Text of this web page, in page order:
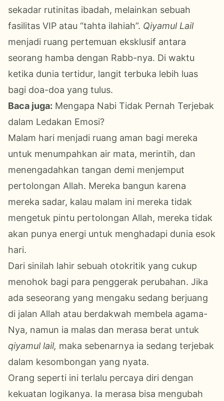
sekadar rutinitas ibadah, melainkan sebuah
fasilitas VIP atau “tahta ilahiah”. Qiyamul Lail
menjadi ruang pertemuan eksklusif antara
seorang hamba dengan Rabb-nya. Di waktu
ketika dunia tertidur, langit terbuka lebih luas
bagi doa-doa yang tulus.
Baca juga: Mengapa Nabi Tidak Pernah Terjebak
dalam Ledakan Emosi?
Malam hari menjadi ruang aman bagi mereka
untuk menumpahkan air mata, merintih, dan
menengadahkan tangan demi menjemput
pertolongan Allah. Mereka bangun karena
mereka sadar, kalau malam ini mereka tidak
mengetuk pintu pertolongan Allah, mereka tidak
akan punya energi untuk menghadapi dunia esok
hari.
Dari sinilah lahir sebuah otokritik yang cukup
menohok bagi para penggerak perubahan. Jika
ada seseorang yang mengaku sedang berjuang
di jalan Allah atau berdakwah membela agama-
Nya, namun ia malas dan merasa berat untuk
qiyamul lail, maka sebenarnya ia sedang terjebak
dalam kesombongan yang nyata.
Orang seperti ini terlalu percaya diri dengan
kekuatan logikanya. Ia merasa bisa mengubah